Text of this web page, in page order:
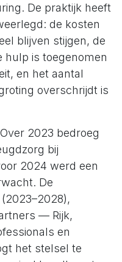
De praktijk heeft
de kosten
blijven stijgen, de
hulp is toegenomen
en het aantal
overschrijdt is
2023 bedroeg
bij
2024 werd een
De
— Rijk,
en
het stelsel te